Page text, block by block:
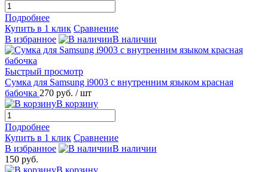
Подробнее
Купить в 1 клик Сравнение
В избранное
В наличии
Быстрый просмотр
Сумка для Samsung i9003 с внутренним языком красная
бабочка 270 руб. / шт
В корзину
Подробнее
Купить в 1 клик Сравнение
В избранное
В наличии
150 руб.
В корзину